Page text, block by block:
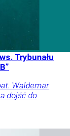
Trybunału
Waldemar
dojść do